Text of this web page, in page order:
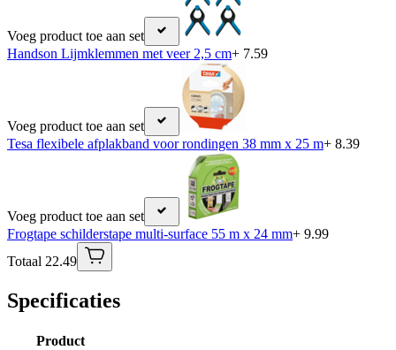
Voeg product toe aan set
Handson Lijmklemmen met veer 2,5 cm+ 7.59
Voeg product toe aan set
Tesa flexibele afplakband voor rondingen 38 mm x 25 m+ 8.39
Voeg product toe aan set
Frogtape schilderstape multi-surface 55 m x 24 mm+ 9.99
Totaal 22.49
Specificaties
Product